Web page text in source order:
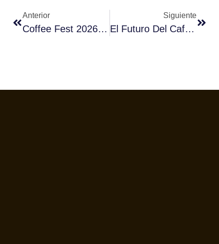
Anterior
Coffee Fest 2026 Refuerza La Profesionalización Del Sector Cafetero
Siguiente
El Futuro Del Café Ya Tiene Nombres Propios: Conoce A Los 10 Finalistas Del I Campeonato De Escuelas Fórum Café